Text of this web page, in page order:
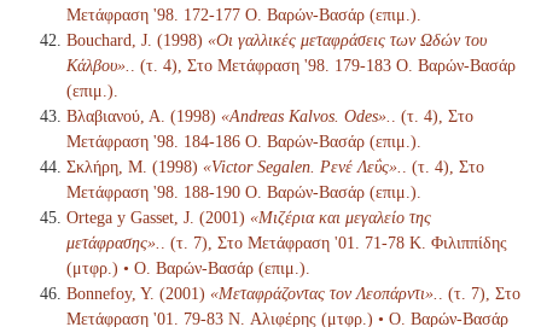
Μετάφραση '98. 172-177 Ο. Βαρών-Βασάρ (επιμ.).
Bouchard, J. (1998) «Οι γαλλικές μεταφράσεις των Ωδών του
Κάλβου».
. (τ. 4), Στο Μετάφραση '98. 179-183 Ο. Βαρών-Βασάρ
(επιμ.).
Βλαβιανού, Α. (1998) «Andreas Kalvos. Odes».
. (τ. 4), Στο
Μετάφραση '98. 184-186 Ο. Βαρών-Βασάρ (επιμ.).
Σκλήρη, Μ. (1998) «Victor Segalen. Ρενέ Λεΰς».
. (τ. 4), Στο
Μετάφραση '98. 188-190 Ο. Βαρών-Βασάρ (επιμ.).
Ortega y Gasset, J. (2001) «Μιζέρια και μεγαλείο της
μετάφρασης».
. (τ. 7), Στο Μετάφραση '01. 71-78 K. Φιλιππίδης
(μτφρ.) • Ο. Βαρών-Βασάρ (επιμ.).
Bonnefoy, Y. (2001) «Μεταφράζοντας τον Λεοπάρντι».
. (τ. 7), Στο
Μετάφραση '01. 79-83 N. Αλιφέρης (μτφρ.) • Ο. Βαρών-Βασάρ